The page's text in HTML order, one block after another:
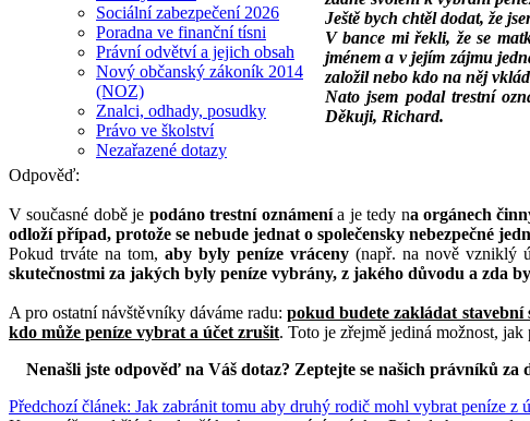
Sociální zabezpečení 2026
Poradna ve finanční tísni
Právní odvětví a jejich obsah
Nový občanský zákoník 2014
(NOZ)
Znalci, odhady, posudky
Právo ve školství
Nezařazené dotazy
Ještě bych chtěl dodat, že
V bance mi řekli, že se
jménem a v jejím zájmu
založil nebo kdo na něj
Nato jsem podal trestní
Děkuji, Richard.
Odpověď:
V současné době je podáno trestní oznámenía je tedy na orgánech
odloží případ, protože se nebude jednat o společensky nebezpečné
Pokud trváte na tom, aby byly peníze vráceny(např. na nově vzniklý
skutečnostmi za jakých byly peníze vybrány, z jakého důvodu a zda
A pro ostatní návštěvníky dáváme radu: pokud budete zakládat stavební
kdo může peníze vybrat a účet zrušit. Toto je zřejmě jediná možnost,
Nenašli jste odpověď na Váš dotaz? Zeptejte se našich právníků za
Předchozí článek: Jak zabránit tomu aby druhý rodič mohl vybrat peníze z